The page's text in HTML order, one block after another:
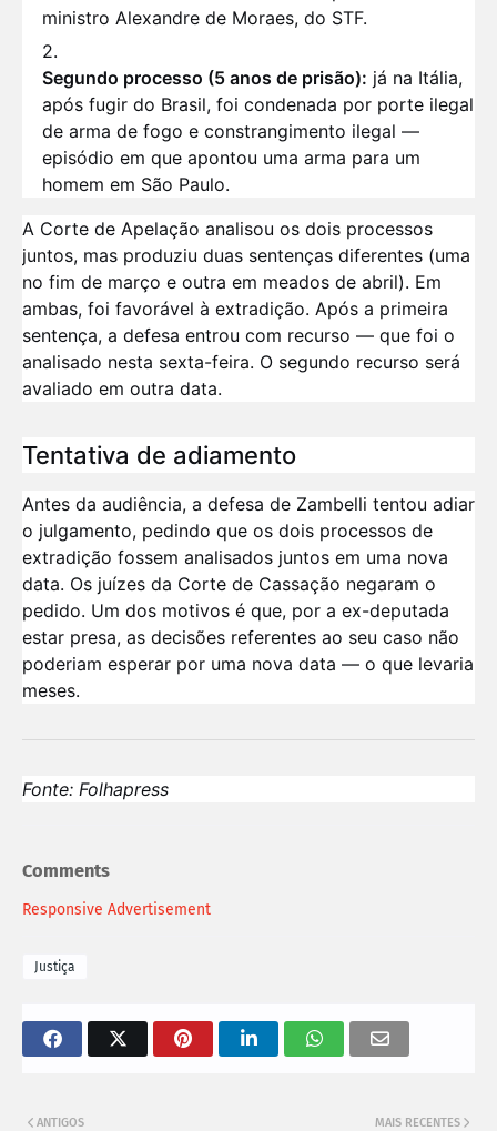
ministro Alexandre de Moraes, do STF.
Segundo processo (5 anos de prisão): já na Itália,
após fugir do Brasil, foi condenada por porte ilegal
de arma de fogo e constrangimento ilegal —
episódio em que apontou uma arma para um
homem em São Paulo.
A Corte de Apelação analisou os dois processos
juntos, mas produziu duas sentenças diferentes (uma
no fim de março e outra em meados de abril). Em
ambas, foi favorável à extradição. Após a primeira
sentença, a defesa entrou com recurso — que foi o
analisado nesta sexta-feira. O segundo recurso será
avaliado em outra data.
Tentativa de adiamento
Antes da audiência, a defesa de Zambelli tentou adiar
o julgamento, pedindo que os dois processos de
extradição fossem analisados juntos em uma nova
data. Os juízes da Corte de Cassação negaram o
pedido. Um dos motivos é que, por a ex-deputada
estar presa, as decisões referentes ao seu caso não
poderiam esperar por uma nova data — o que levaria
meses.
Fonte: Folhapress
Comments
Responsive Advertisement
Justiça
MAIS RECENTES
ANTIGOS